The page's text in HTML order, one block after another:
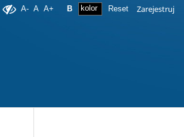
A- A A+ B Reset Zarejestruj